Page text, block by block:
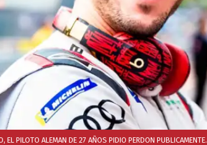
EL PILOTO ALEMAN DE 27 AÑOS PIDIO PERDON PUBLICAMENTE.